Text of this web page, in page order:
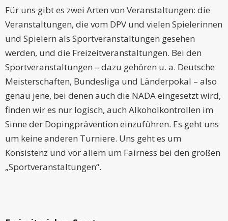
Für uns gibt es zwei Arten von Veranstaltungen: die
Veranstaltungen, die vom DPV und vielen Spielerinnen
und Spielern als Sportveranstaltungen gesehen
werden, und die Freizeitveranstaltungen. Bei den
Sportveranstaltungen – dazu gehören u. a. Deutsche
Meisterschaften, Bundesliga und Länderpokal – also
genau jene, bei denen auch die NADA eingesetzt wird,
finden wir es nur logisch, auch Alkoholkontrollen im
Sinne der Dopingprävention einzuführen. Es geht uns
um keine anderen Turniere. Uns geht es um
Konsistenz und vor allem um Fairness bei den großen
„Sportveranstaltungen“.